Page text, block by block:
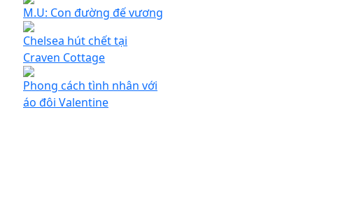
M.U: Con đường đế vương
Chelsea hút chết tại
Craven Cottage
Phong cách tình nhân với
áo đôi Valentine